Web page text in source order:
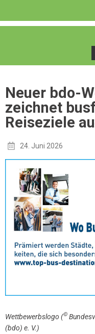
Neuer bdo-
zeichnet
Reiseziele
24. Juni 2026
Wettbewerbslogo (©
(bdo) e. V.)